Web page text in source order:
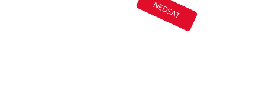
NEDSAT